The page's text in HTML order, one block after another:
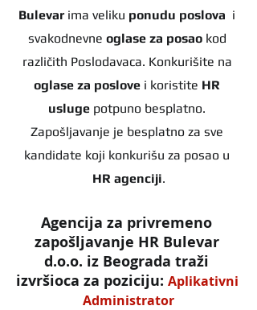
Bulevar ima veliku ponudu poslova i
svakodnevne oglase za posao kod
različith Poslodavaca. Konkurišite na
oglase za poslove i koristite HR
usluge potpuno besplatno.
Zapošljavanje je besplatno za sve
kandidate koji konkurišu za posao u
HR agenciji.
Agencija za privremeno
zapošljavanje HR Bulevar
d.o.o. iz Beograda traži
izvršioca za poziciju: Aplikativni
Administrator